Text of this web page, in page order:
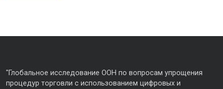
"Глобальное исследование ООН по вопросам упрощения
процедур торговли с использованием цифровых и